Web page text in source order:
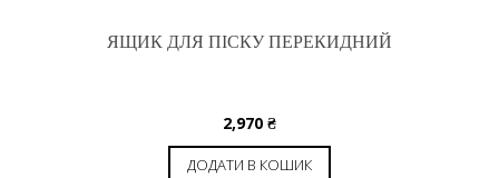
ЯЩИК ДЛЯ ПІСКУ ПЕРЕКИДНИЙ
2,970 ₴
ДОДАТИ В КОШИК